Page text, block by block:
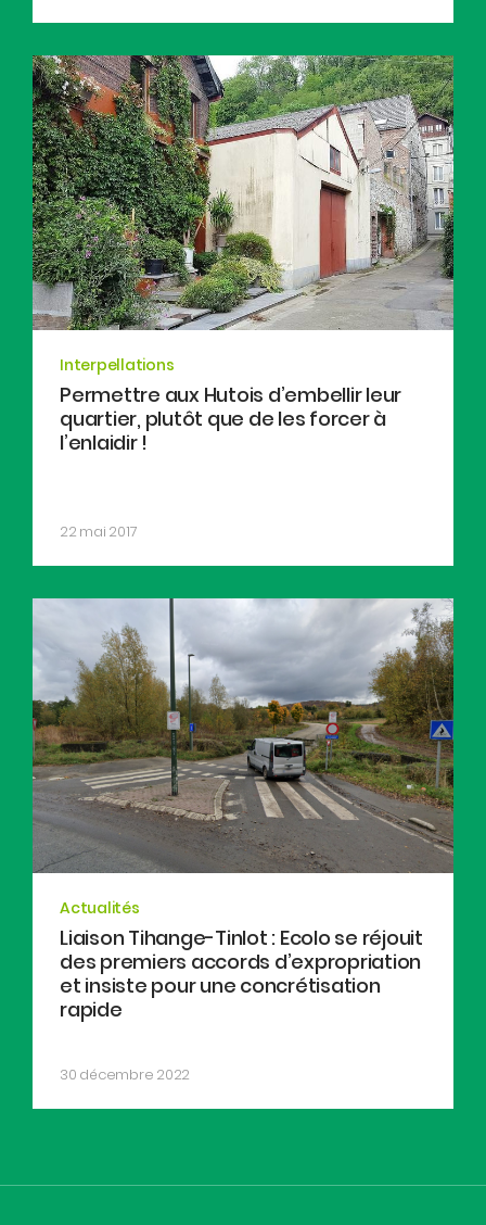
Interpellations
Permettre aux Hutois d’embellir leur
quartier, plutôt que de les forcer à
l’enlaidir !
22 mai 2017
Actualités
Liaison Tihange-Tinlot : Ecolo se réjouit
des premiers accords d’expropriation
et insiste pour une concrétisation
rapide
30 décembre 2022